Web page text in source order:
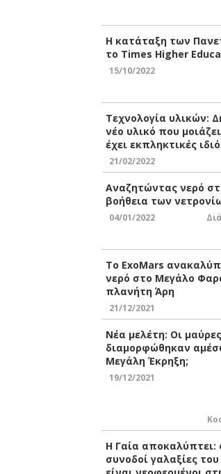
Η κατάταξη των
το Times Higher
15/10/2022
Τεχνολογία υλικών:
νέο υλικό που
έχει εκπληκτικές
21/02/2022
Αναζητώντας νερό
βοήθεια των
04/01/2022
Το ExoMars
νερό στο Μεγάλο
πλανήτη Άρη
21/12/2021
Νέα μελέτη: Οι
διαμορφώθηκαν
Μεγάλη Έκρηξη;
19/12/2021
Η Γαία αποκαλύπτει:
συνοδοί γαλαξίες